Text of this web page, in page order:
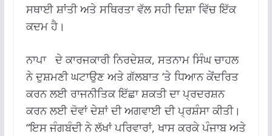
ਸਥਾਈ ਸ਼ਾਂਤੀ ਅਤੇ ਸਥਿਰਤਾ ਵੱਲ ਸਹੀ ਦਿਸ਼ਾ ਵਿੱਚ ਇੱਕ
ਕਦਮ ਹੈ।
ਨਾਪਾ ਦੇ ਕਾਰਜਕਾਰੀ ਨਿਰਦੇਸ਼ਕ, ਸਤਨਾਮ ਸਿੰਘ ਚਾਹਲ
ਨੇ ਦੁਸ਼ਮਣੀ ਘਟਾਉਣ ਅਤੇ ਗੱਲਬਾਤ ‘ਤੇ ਧਿਆਨ ਕੇਂਦਰਿਤ
ਕਰਨ ਲਈ ਰਾਜਨੀਤਿਕ ਇੱਛਾ ਸ਼ਕਤੀ ਦਾ ਪ੍ਰਦਰਸ਼ਨ
ਕਰਨ ਲਈ ਦੋਵਾਂ ਦੇਸ਼ਾਂ ਦੀ ਅਗਵਾਈ ਦੀ ਪ੍ਰਸ਼ੰਸਾ ਕੀਤੀ।
“ਇਸ ਜੰਗਬੰਦੀ ਨੇ ਲੱਖਾਂ ਪਰਿਵਾਰਾਂ, ਖਾਸ ਕਰਕੇ ਪੰਜਾਬ ਅਤੇ